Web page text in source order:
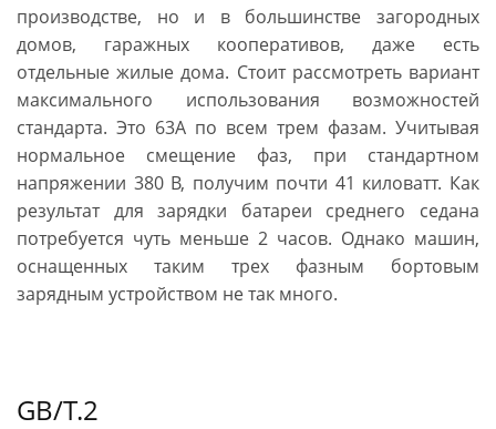
производстве, но и в большинстве загородных
домов, гаражных кооперативов, даже есть
отдельные жилые дома. Стоит рассмотреть вариант
максимального использования возможностей
стандарта. Это 63А по всем трем фазам. Учитывая
нормальное смещение фаз, при стандартном
напряжении 380 В, получим почти 41 киловатт. Как
результат для зарядки батареи среднего седана
потребуется чуть меньше 2 часов. Однако машин,
оснащенных таким трех фазным бортовым
зарядным устройством не так много.
GB/T.2